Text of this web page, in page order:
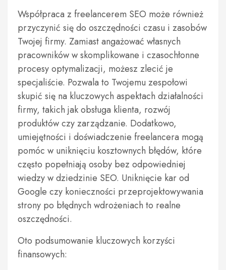
Współpraca z freelancerem SEO może również
przyczynić się do oszczędności czasu i zasobów
Twojej firmy. Zamiast angażować własnych
pracowników w skomplikowane i czasochłonne
procesy optymalizacji, możesz zlecić je
specjaliście. Pozwala to Twojemu zespołowi
skupić się na kluczowych aspektach działalności
firmy, takich jak obsługa klienta, rozwój
produktów czy zarządzanie. Dodatkowo,
umiejętności i doświadczenie freelancera mogą
pomóc w uniknięciu kosztownych błędów, które
często popełniają osoby bez odpowiedniej
wiedzy w dziedzinie SEO. Uniknięcie kar od
Google czy konieczności przeprojektowywania
strony po błędnych wdrożeniach to realne
oszczędności.
Oto podsumowanie kluczowych korzyści
finansowych: